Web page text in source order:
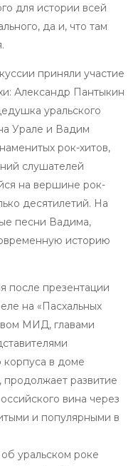
для истории всей
да и, что там
приняли участие
Александр Пантыкин
уральского
Урале и Вадим
рок-хитов,
слушателей
на вершине рок-
десятилетий. На
песни Вадима,
историю
после презентации
на «Пасхальных
МИД, главами
корпуса в доме
развитие
вина через
и популярными в
уральском роке